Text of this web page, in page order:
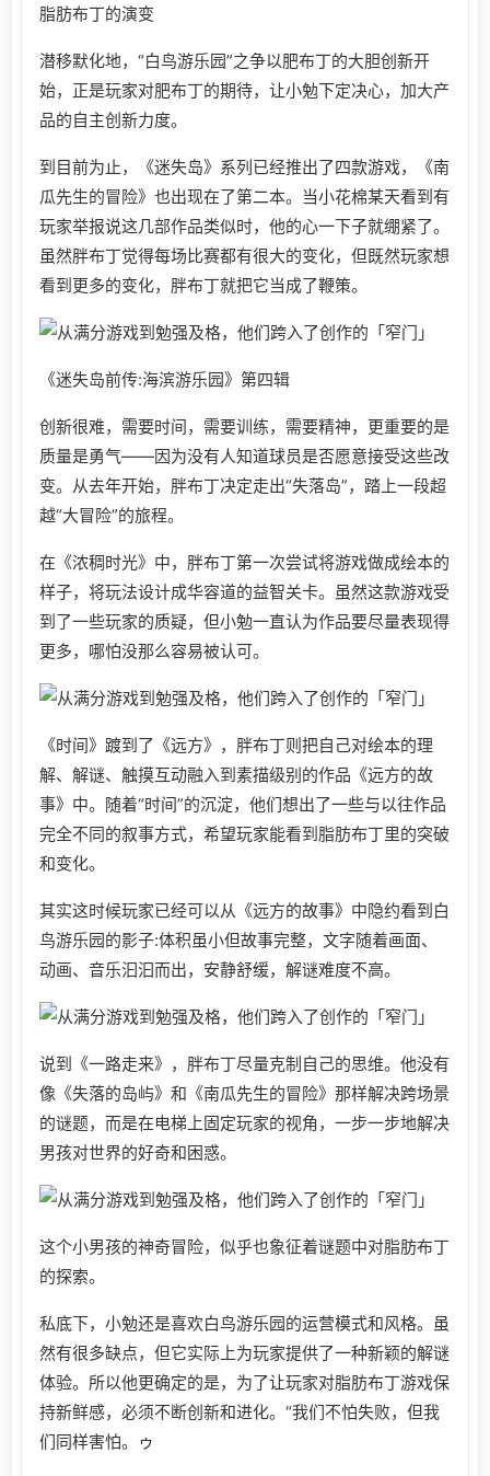
脂肪布丁的演变
潜移默化地，“白鸟游乐园”之争以肥布丁的大胆创新开
始，正是玩家对肥布丁的期待，让小勉下定决心，加大产
品的自主创新力度。
到目前为止，《迷失岛》系列已经推出了四款游戏，《南
瓜先生的冒险》也出现在了第二本。当小花棉某天看到有
玩家举报说这几部作品类似时，他的心一下子就绷紧了。
虽然胖布丁觉得每场比赛都有很大的变化，但既然玩家想
看到更多的变化，胖布丁就把它当成了鞭策。
《迷失岛前传:海滨游乐园》第四辑
创新很难，需要时间，需要训练，需要精神，更重要的是
质量是勇气——因为没有人知道球员是否愿意接受这些改
变。从去年开始，胖布丁决定走出“失落岛”，踏上一段超
越“大冒险”的旅程。
在《浓稠时光》中，胖布丁第一次尝试将游戏做成绘本的
样子，将玩法设计成华容道的益智关卡。虽然这款游戏受
到了一些玩家的质疑，但小勉一直认为作品要尽量表现得
更多，哪怕没那么容易被认可。
《时间》踱到了《远方》，胖布丁则把自己对绘本的理
解、解谜、触摸互动融入到素描级别的作品《远方的故
事》中。随着“时间”的沉淀，他们想出了一些与以往作品
完全不同的叙事方式，希望玩家能看到脂肪布丁里的突破
和变化。
其实这时候玩家已经可以从《远方的故事》中隐约看到白
鸟游乐园的影子:体积虽小但故事完整，文字随着画面、
动画、音乐汩汩而出，安静舒缓，解谜难度不高。
说到《一路走来》，胖布丁尽量克制自己的思维。他没有
像《失落的岛屿》和《南瓜先生的冒险》那样解决跨场景
的谜题，而是在电梯上固定玩家的视角，一步一步地解决
男孩对世界的好奇和困惑。
这个小男孩的神奇冒险，似乎也象征着谜题中对脂肪布丁
的探索。
私底下，小勉还是喜欢白鸟游乐园的运营模式和风格。虽
然有很多缺点，但它实际上为玩家提供了一种新颖的解谜
体验。所以他更确定的是，为了让玩家对脂肪布丁游戏保
持新鲜感，必须不断创新和进化。“我们不怕失败，但我
们同样害怕。ゥ